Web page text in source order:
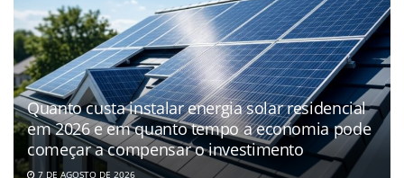
Quanto custa instalar energia solar residencial
em 2026 e em quanto tempo a economia pode
começar a compensar o investimento
7 DE AGOSTO DE 2026